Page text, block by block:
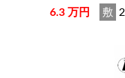
6.3 万円 敷